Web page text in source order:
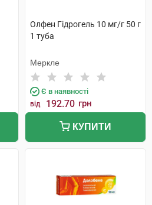
Олфен Гідрогель 10 мг/г 50 г
1 туба
Меркле
Є в наявності
від 192.70 грн
КУПИТИ